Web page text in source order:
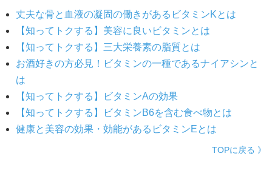
丈夫な骨と血液の凝固の働きがあるビタミンKとは
【知ってトクする】美容に良いビタミンとは
【知ってトクする】三大栄養素の脂質とは
お酒好きの方必見！ビタミンの一種であるナイアシンと
は
【知ってトクする】ビタミンAの効果
【知ってトクする】ビタミンB6を含む食べ物とは
健康と美容の効果・効能があるビタミンEとは
TOPに戻る 》